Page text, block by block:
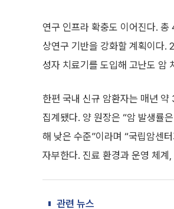
연구 인프라 확충도 이어진다. 총
상연구 기반을 강화할 계획이다.
성자 치료기를 도입해 고난도 암
한편 국내 신규 암환자는 매년
집계됐다. 양 원장은 “암 발생률
해 낮은 수준”이라며 “국립암센
자부한다. 진료 환경과 운영 체계
관련 뉴스